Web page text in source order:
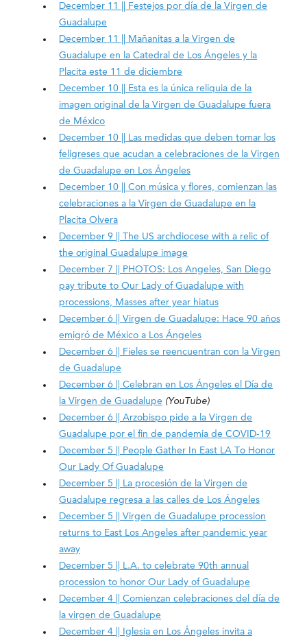
December 11 || Festejos por día de la Virgen de
Guadalupe
December 11 || Mañanitas a la Virgen de
Guadalupe en la Catedral de Los Ángeles y la
Placita este 11 de diciembre
December 10 || Esta es la única reliquia de la
imagen original de la Virgen de Guadalupe fuera
de México
December 10 || Las medidas que deben tomar los
feligreses que acudan a celebraciones de la Virgen
de Guadalupe en Los Ángeles
December 10 || Con música y flores, comienzan las
celebraciones a la Virgen de Guadalupe en la
Placita Olvera
December 9 || The US archdiocese with a relic of
the original Guadalupe image
December 7 || PHOTOS: Los Angeles, San Diego
pay tribute to Our Lady of Guadalupe with
processions, Masses after year hiatus
December 6 || Virgen de Guadalupe: Hace 90 años
emigró de México a Los Ángeles
December 6 || Fieles se reencuentran con la Virgen
de Guadalupe
December 6 || Celebran en Los Ángeles el Día de
la Virgen de Guadalupe (YouTube)
December 6 || Arzobispo pide a la Virgen de
Guadalupe por el fin de pandemia de COVID-19
December 5 || People Gather In East LA To Honor
Our Lady Of Guadalupe
December 5 || La procesión de la Virgen de
Guadalupe regresa a las calles de Los Ángeles
December 5 || Virgen de Guadalupe procession
returns to East Los Angeles after pandemic year
away
December 5 || L.A. to celebrate 90th annual
procession to honor Our Lady of Guadalupe
December 4 || Comienzan celebraciones del día de
la virgen de Guadalupe
December 4 || Iglesia en Los Ángeles invita a